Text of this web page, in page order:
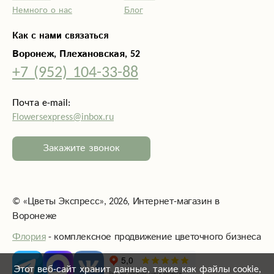
обратной связи
"Цветы шикарны,
запах на всю
комнату".
Этот веб-сайт хранит данные, такие как файлы cookie,
Как с нами связаться
Воронеж, Плехановская, 52
+7 (952) 104-33-88
Почта e-mail:
Flowersexpress@inbox.ru
Закажите звонок
Немного о нас
Блог
© «Цветы Экспресс», 2026, Интернет-магазин в
Воронеже
Флория- комплексное продвижение цветочного бизнеса